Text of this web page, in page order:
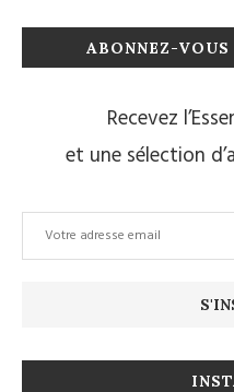
ABONNEZ-
Recevez
et une sélection